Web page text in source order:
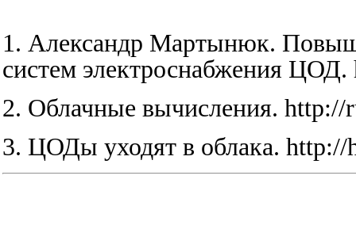
1. Александр Мартынюк.
систем электроснабжения ЦОД.
2. Облачные вычисления. http://
3. ЦОДы уходят в облака. http://